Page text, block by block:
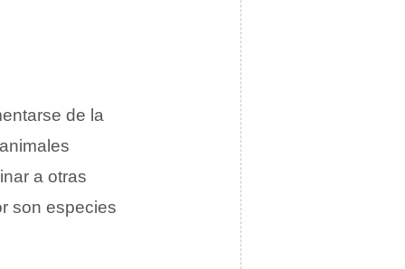
de la
a otras
son especies